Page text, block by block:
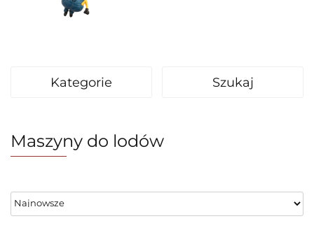
Kategorie Szukaj
Maszyny do lodów